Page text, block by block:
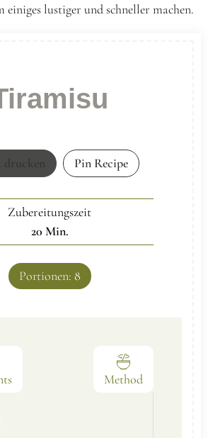
einiges lustiger und schneller machen.
Pin Recipe
Zubereitungszeit
20 Min.
Portionen: 8
Method